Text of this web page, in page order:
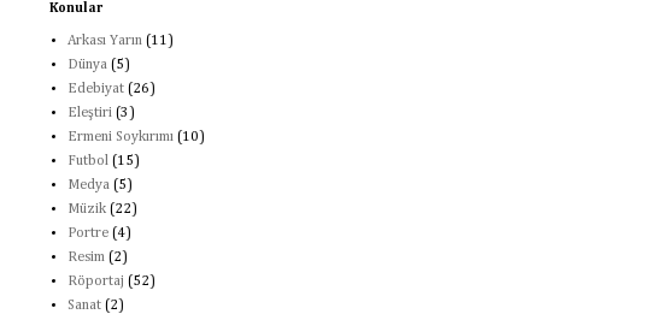
Konular
Arkası Yarın (11)
Dünya (5)
Edebiyat (26)
Eleştiri (3)
Ermeni Soykırımı (10)
Futbol (15)
Medya (5)
Müzik (22)
Portre (4)
Resim (2)
Röportaj (52)
Sanat (2)